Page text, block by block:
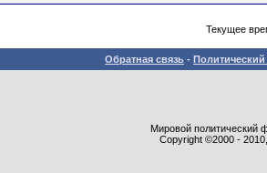
Текущее
Обратная связь -
Мировой политический
Copyright ©2000 -